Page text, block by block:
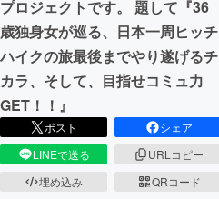
プロジェクトです。 題して『36
歳独身女が巡る、日本一周ヒッチ
ハイクの旅最後までやり遂げるチ
カラ、そして、目指せコミュ力
GET！！』
ポスト
シェア
LINEで送る
URLコピー
埋め込み
QRコード